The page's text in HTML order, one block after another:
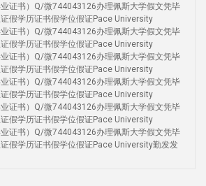
业证书）Q/微744043126办理佩斯大学假文凭毕
假学历证书假学位假证Pace University
业证书）Q/微744043126办理佩斯大学假文凭毕
假学历证书假学位假证Pace University
业证书）Q/微744043126办理佩斯大学假文凭毕
假学历证书假学位假证Pace University
业证书）Q/微744043126办理佩斯大学假文凭毕
假学历证书假学位假证Pace University
业证书）Q/微744043126办理佩斯大学假文凭毕
假学历证书假学位假证Pace University
业证书）Q/微744043126办理佩斯大学假文凭毕
假学历证书假学位假证Pace University勤发发